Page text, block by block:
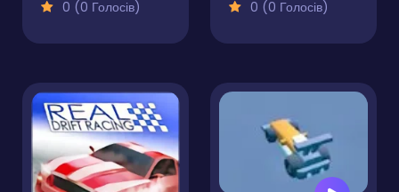
0 (0 Голосів) 0 (0 Голосів)